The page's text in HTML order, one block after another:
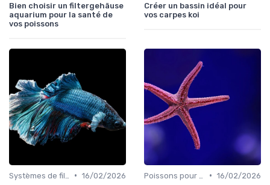
Bien choisir un filtergehäuse
aquarium pour la santé de
vos poissons
Créer un bassin idéal pour
vos carpes koi
• 16/02/2026
• 16/02/2026